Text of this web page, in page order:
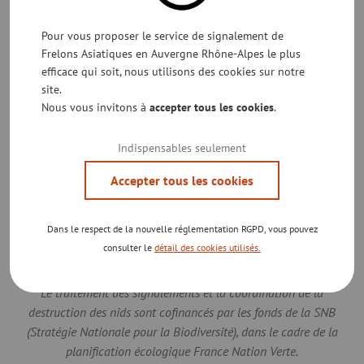
Cet outil de gestion a été mis en place grâce au financement
Elle ne finance pas la destruction des nids de frelons
asiatiques.
Le traitement des signalements et la coordination de la
destruction des nids sont cofinancés par les fonds de la SNB
(Stratégie Nationale pour la Biodiversité), dans le cadre de la
planification écologique France Nation Verte.
Pour vous proposer le service de signalement de
Frelons Asiatiques en Auvergne Rhône-Alpes le plus
efficace qui soit, nous utilisons des cookies sur notre
site.
Nous vous invitons à accepter tous les cookies.
Indispensables seulement
Accepter tous les cookies
Dans le respect de la nouvelle réglementation RGPD, vous pouvez
consulter le détail des cookies utilisés.